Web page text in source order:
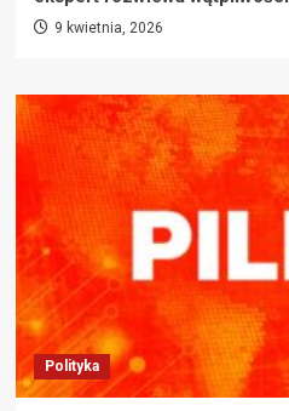
9 kwietnia, 2026
Polityka